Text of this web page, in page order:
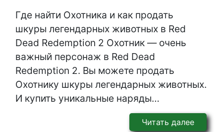
Где найти Охотника и как продать
шкуры легендарных животных в Red
Dead Redemption 2 Охотник — очень
важный персонаж в Red Dead
Redemption 2. Вы можете продать
Охотнику шкуры легендарных животных.
И купить уникальные наряды…
Читать далее